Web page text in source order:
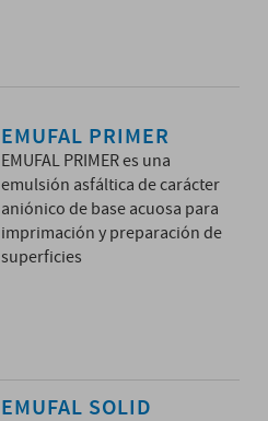
EMUFAL PRIMER
EMUFAL PRIMER es una
emulsión asfáltica de carácter
aniónico de base acuosa para
imprimación y preparación de
superficies
EMUFAL SOLID